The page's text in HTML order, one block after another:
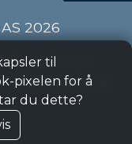
2026
til
pixelen for å
du dette?